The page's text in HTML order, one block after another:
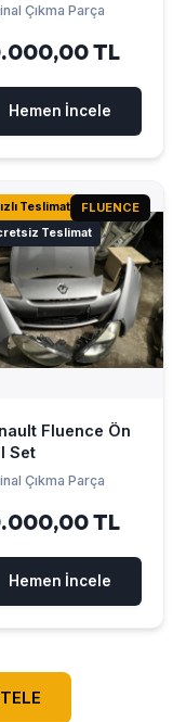
Çıkma Parça
TL
Hemen İncele
Teslimat
Teslimat
FLUENCE
Fluence Ön
Set
Çıkma Parça
TL
Hemen İncele